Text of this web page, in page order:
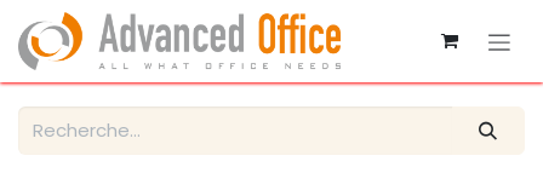
Se rendre au contenu